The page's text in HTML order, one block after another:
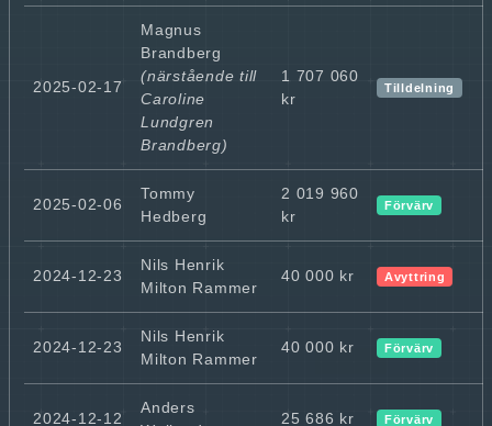
2025-02-17
Magnus
Brandberg
(närstående till
Caroline
Lundgren
Brandberg)
1 707 060
kr
Tilldelning
2025-02-06
Tommy
Hedberg
2 019 960
kr
Förvärv
2024-12-23
Nils Henrik
Milton Rammer
40 000 kr Avyttring
2024-12-23
Nils Henrik
Milton Rammer
40 000 kr Förvärv
2024-12-12
Anders
25 686 kr Förvärv